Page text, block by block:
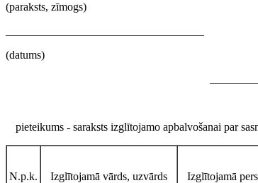
(paraksts, zīmogs)
(datums)
pieteikums - saraksts izglītojamo apbalvošanai par
N.p.k. Izglītojamā vārds, uzvārds Izglītojamā